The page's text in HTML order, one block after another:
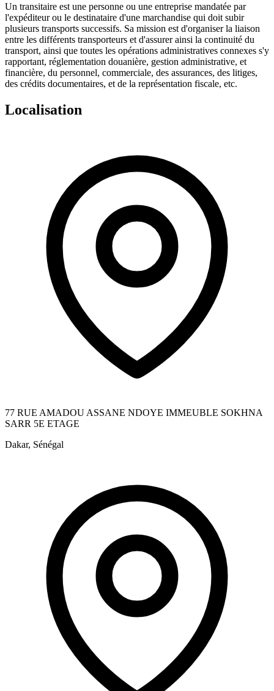
Un transitaire est une personne ou une entreprise mandatée par
l'expéditeur ou le destinataire d'une marchandise qui doit subir
plusieurs transports successifs. Sa mission est d'organiser la liaison
entre les différents transporteurs et d'assurer ainsi la continuité du
transport, ainsi que toutes les opérations administratives connexes s'y
rapportant, réglementation douanière, gestion administrative, et
financière, du personnel, commerciale, des assurances, des litiges,
des crédits documentaires, et de la représentation fiscale, etc.
Localisation
77 RUE AMADOU ASSANE NDOYE IMMEUBLE SOKHNA
SARR 5E ETAGE
Dakar, Sénégal